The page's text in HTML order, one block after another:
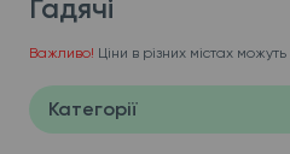
Гадячі
Важливо! Ціни в різних містах можуть
Категорії